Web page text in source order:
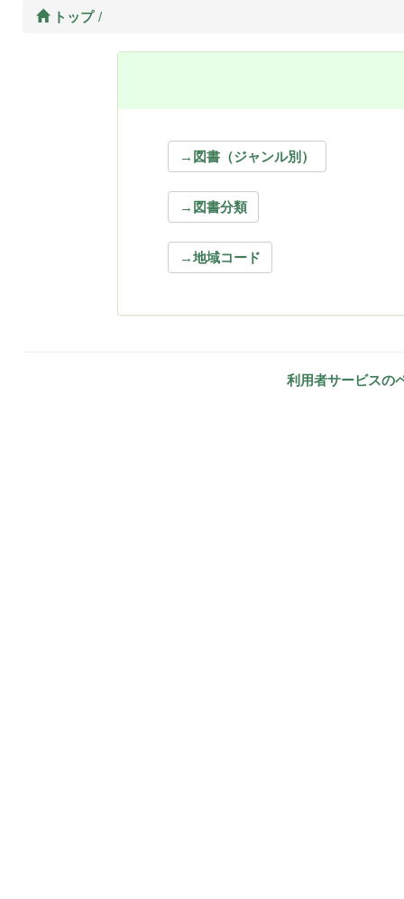
トップ
→図書（ジャンル別）
→図書分類
→地域コード
利用者サービスの